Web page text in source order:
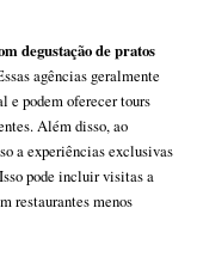
degustação de pratos
agências geralmente
e podem oferecer tours
Além disso, ao
a experiências exclusivas
pode incluir visitas a
restaurantes menos